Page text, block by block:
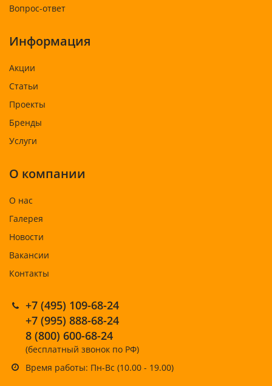
Вопрос-ответ
Информация
Акции
Статьи
Проекты
Бренды
Услуги
О компании
О нас
Галерея
Новости
Вакансии
Контакты
+7 (495) 109-68-24
+7 (995) 888-68-24
8 (800) 600-68-24
(бесплатный звонок по РФ)
Время работы: Пн-Вс (10.00 - 19.00)